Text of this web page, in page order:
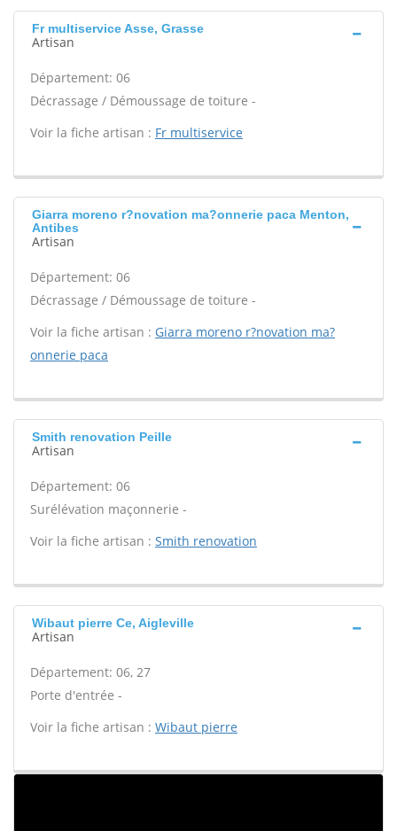
Fr multiservice Asse, Grasse
Artisan
Département: 06
Décrassage / Démoussage de toiture -
Voir la fiche artisan : Fr multiservice
Giarra moreno r?novation ma?onnerie paca Menton,
Antibes
Artisan
Département: 06
Décrassage / Démoussage de toiture -
Voir la fiche artisan : Giarra moreno r?novation ma?
onnerie paca
Smith renovation Peille
Artisan
Département: 06
Surélévation maçonnerie -
Voir la fiche artisan : Smith renovation
Wibaut pierre Ce, Aigleville
Artisan
Département: 06, 27
Porte d'entrée -
Voir la fiche artisan : Wibaut pierre